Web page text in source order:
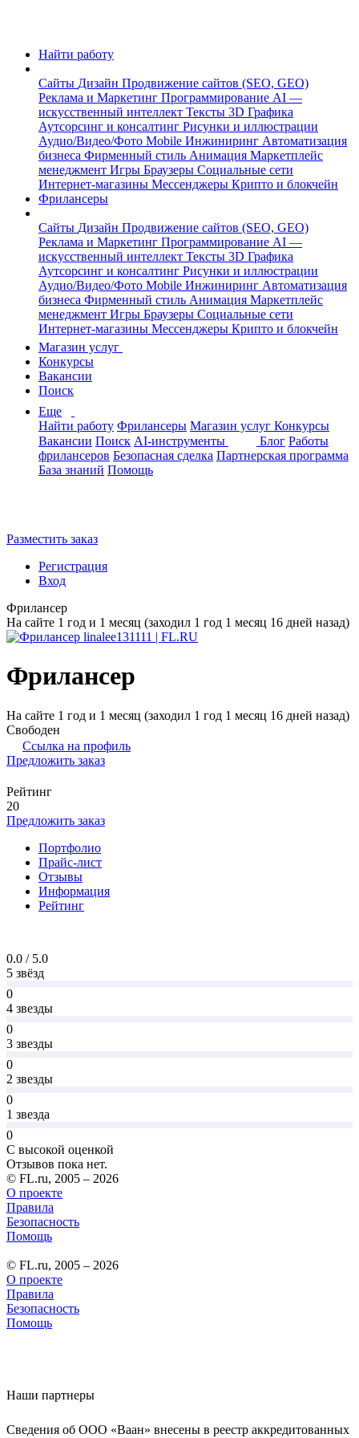
Найти работу
Сайты Дизайн Продвижение сайтов (SEO, GEO)
Реклама и Маркетинг Программирование AI —
искусственный интеллект Тексты 3D Графика
Аутсорсинг и консалтинг Рисунки и иллюстрации
Аудио/Видео/Фото Mobile Инжиниринг Автоматизация
бизнеса Фирменный стиль Анимация Маркетплейс
менеджмент Игры Браузеры Социальные сети
Интернет-магазины Мессенджеры Крипто и блокчейн
Фрилансеры
Сайты Дизайн Продвижение сайтов (SEO, GEO)
Реклама и Маркетинг Программирование AI —
искусственный интеллект Тексты 3D Графика
Аутсорсинг и консалтинг Рисунки и иллюстрации
Аудио/Видео/Фото Mobile Инжиниринг Автоматизация
бизнеса Фирменный стиль Анимация Маркетплейс
менеджмент Игры Браузеры Социальные сети
Интернет-магазины Мессенджеры Крипто и блокчейн
Магазин услуг
Конкурсы
Вакансии
Поиск
Еще
Найти работу Фрилансеры Магазин услуг Конкурсы
Вакансии Поиск AI-инструменты Блог Работы
фрилансеров Безопасная сделка Партнерская программа
База знаний Помощь
Разместить заказ
Регистрация
Вход
Фрилансер
На сайте 1 год и 1 месяц (заходил 1 год 1 месяц 16 дней назад)
Фрилансер
На сайте 1 год и 1 месяц (заходил 1 год 1 месяц 16 дней назад)
Свободен
Ссылка на профиль
Предложить заказ
Рейтинг
20
Предложить заказ
Портфолио
Прайс-лист
Отзывы
Информация
Рейтинг
0.0 / 5.0
5 звёзд
0
4 звезды
0
3 звезды
0
2 звезды
0
1 звезда
0
С высокой оценкой
Отзывов пока нет.
© FL.ru, 2005 – 2026
О проекте
Правила
Безопасность
Помощь
© FL.ru, 2005 – 2026
О проекте
Правила
Безопасность
Помощь
Наши партнеры
Сведения об ООО «Ваан» внесены в реестр аккредитованных